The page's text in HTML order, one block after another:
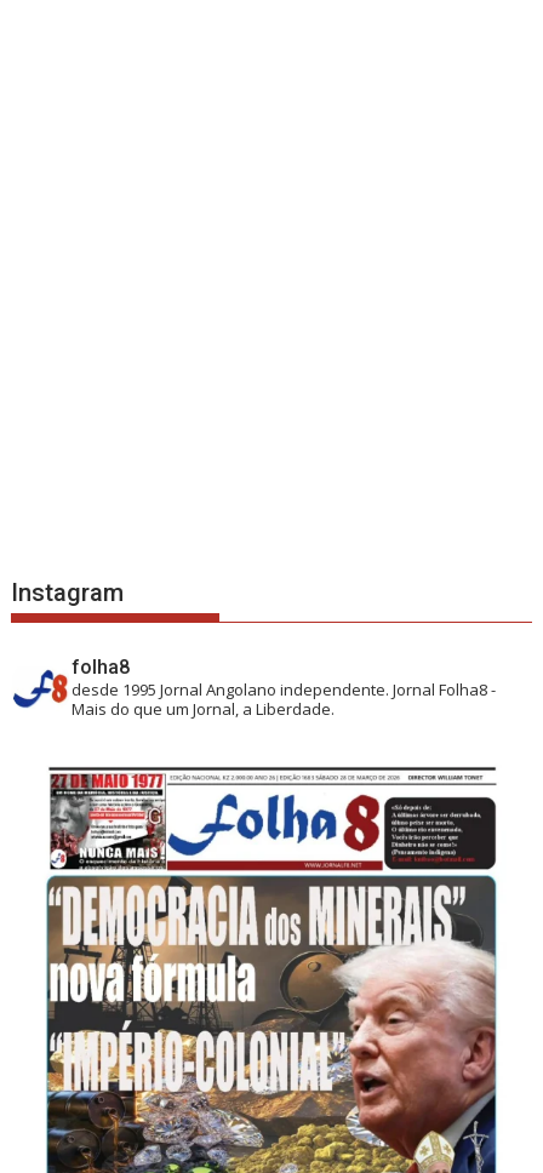
Instagram
folha8
desde 1995 Jornal Angolano independente.Jornal Folha8 -
Mais do que um Jornal, a Liberdade.